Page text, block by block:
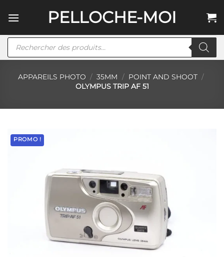
au
PELLOCHE-MOI
Recherche
APPAREILS PHOTO / 35MM / POINT AND SHOOT /
OLYMPUS TRIP AF 51
PROMO !